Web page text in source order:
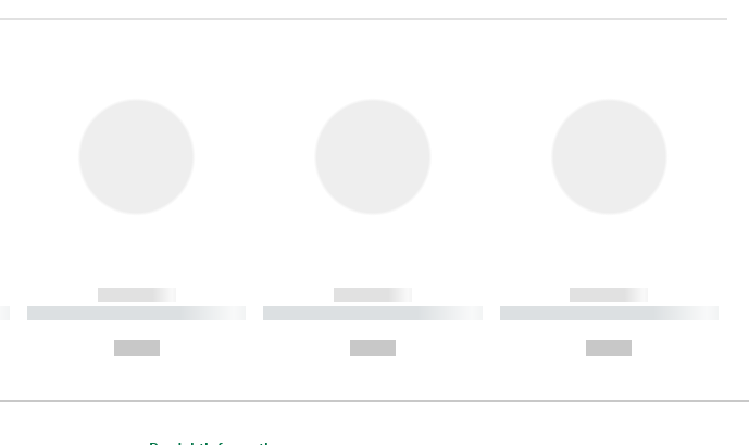
------------
----------- ----------- ----------
------------
----------- ----------- ----------
------------
----------- ----------- ----------